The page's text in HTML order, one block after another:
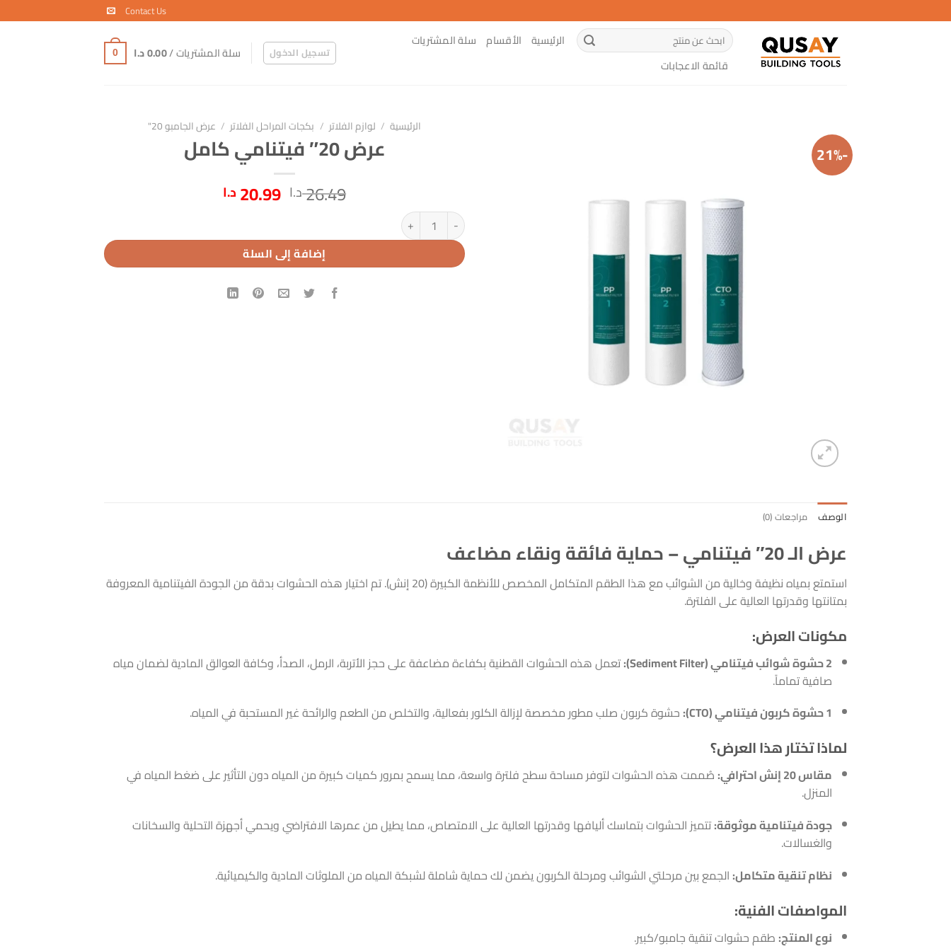
للمحتوى
Contact Us
البحث
عن:
الرئيسية الأقسام سلة المشتريات
قائمة الاعجابات
تسجيل الدخول سلة المشتريات /0.00د.ا 0
-21%
الرئيسية / لوازم الفلاتر / بكجات المراحل الفلاتر / عرض الجامبو 20"
عرض 20″ فيتنامي كامل
26.49د.ا السعر
الأصلي
26.49 د.ا.
20.99 د.ا
20.99 د.ا.
كمية عرض 20" فيتنامي كامل
إضافة إلى السلة
الوصف مراجعات (0)
عرض الـ 20″ فيتنامي – حماية فائقة ونقاء مضاعف
استمتع بمياه نظيفة وخالية من الشوائب مع هذا الطقم المتكامل المخصص للأنظمة الكبيرة (20 إنش). تم اختيار هذه الحشوات بدقة من الجودة الفيتنامية المعروفة
بمتانتها وقدرتها العالية على الفلترة.
مكونات العرض:
2 حشوة شوائب فيتنامي (Sediment Filter):
تعمل هذه الحشوات القطنية بكفاءة مضاعفة على حجز الأتربة، الرمل، الصدأ، وكافة العوالق المادية لضمان مياه
صافية تماماً.
1 حشوة كربون فيتنامي (CTO):
حشوة كربون صلب مطور مخصصة لإزالة الكلور بفعالية، والتخلص من الطعم والرائحة غير المستحبة في المياه.
لماذا تختار هذا العرض؟
مقاس 20 إنش احترافي:
صُممت هذه الحشوات لتوفر مساحة سطح فلترة واسعة، مما يسمح بمرور كميات كبيرة من المياه دون التأثير على ضغط المياه في
المنزل.
جودة فيتنامية موثوقة:تتميز الحشوات بتماسك أليافها وقدرتها العالية على الامتصاص، مما يطيل من عمرها الافتراضي ويحمي أجهزة التحلية والسخانات
والغسالات.
نظام تنقية متكامل: الجمع بين مرحلتي الشوائب ومرحلة الكربون يضمن لك حماية شاملة لشبكة المياه من الملوثات المادية والكيميائية.
المواصفات الفنية:
نوع المنتج: طقم حشوات تنقية جامبو/كبير.